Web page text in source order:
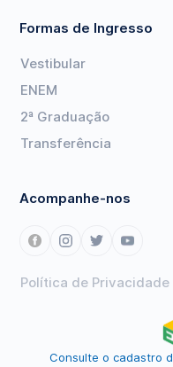
Formas de Ingresso
Vestibular
ENEM
2ª Graduação
Transferência
Acompanhe-nos
Política de Privacidade
Consulte o cadastro